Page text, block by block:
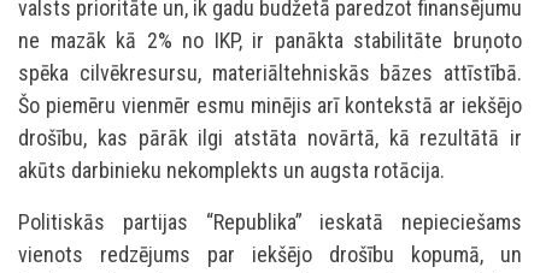
valsts prioritāte un, ik gadu budžetā paredzot finansējumu
ne mazāk kā 2% no IKP, ir panākta stabilitāte bruņoto
spēka cilvēkresursu, materiāltehniskās bāzes attīstībā.
Šo piemēru vienmēr esmu minējis arī kontekstā ar iekšējo
drošību, kas pārāk ilgi atstāta novārtā, kā rezultātā ir
akūts darbinieku nekomplekts un augsta rotācija.
Politiskās partijas “Republika” ieskatā nepieciešams
vienots redzējums par iekšējo drošību kopumā, un